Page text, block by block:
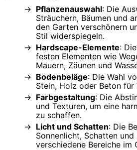
Pflanzenauswahl: Die
Sträuchern, Bäumen und
den Garten verschönern
Stil widerspiegeln.
Hardscape-Elemente:
festen Elementen wie
Mauern, Zäunen und
Bodenbeläge: Die Wahl
Stein, Holz oder Beton für
Farbgestaltung: Die
und Texturen, um eine
zu schaffen.
Licht und Schatten: Die
Sonnenlicht, Schatten
verschiedene Bereiche im